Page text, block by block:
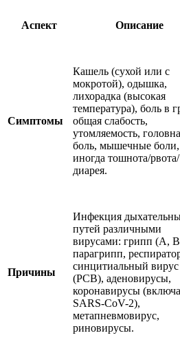
Аспект Описание
Симптомы
Кашель (сухой или с
мокротой), одышка,
лихорадка (высокая
температура), боль в
общая слабость,
утомляемость,
боль, мышечные боли,
иногда тошнота/рвота/
диарея.
Причины
Инфекция
путей различными
вирусами: грипп (A,
парагрипп,
синцитиальный вирус
(РСВ), аденовирусы,
коронавирусы
SARS-CoV-2),
метапневмовирус,
риновирусы.